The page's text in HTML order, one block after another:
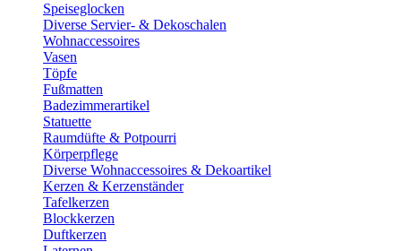
Speiseglocken
Diverse Servier- & Dekoschalen
Wohnaccessoires
Vasen
Töpfe
Fußmatten
Badezimmerartikel
Statuette
Raumdüfte & Potpourri
Körperpflege
Diverse Wohnaccessoires & Dekoartikel
Kerzen & Kerzenständer
Tafelkerzen
Blockkerzen
Duftkerzen